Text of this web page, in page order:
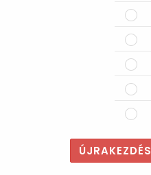
ÚJRAKEZDÉS